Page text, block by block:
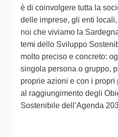
è di coinvolgere tutta la
delle imprese, gli enti
noi che viviamo la
temi dello Sviluppo
molto preciso e concreto:
singola persona o gruppo,
proprie azioni e con i propri
al raggiungimento degli
Sostenibile dell’Agenda